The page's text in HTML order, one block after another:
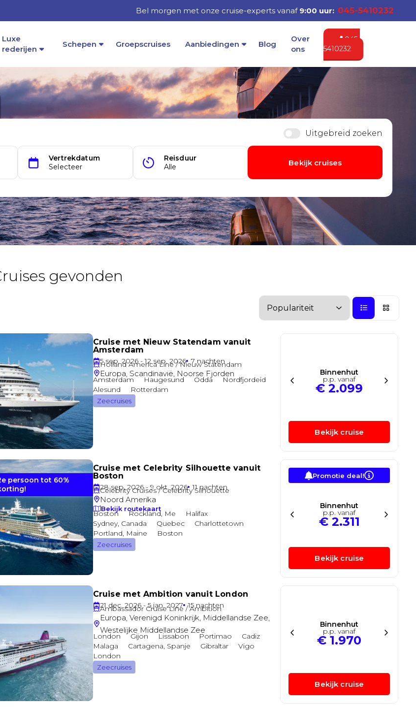
Bel morgen met onze cruise-experts vanaf 9:00 uur: 045-5410232
Luxe
rederijen
Schepen Groepscruises Aanbiedingen Blog
Over
ons
045-
5410232